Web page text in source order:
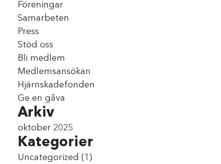
Föreningar
Samarbeten
Press
Stöd oss
Bli medlem
Medlemsansökan
Hjärnskadefonden
Ge en gåva
Arkiv
oktober 2025
Kategorier
Uncategorized (1)